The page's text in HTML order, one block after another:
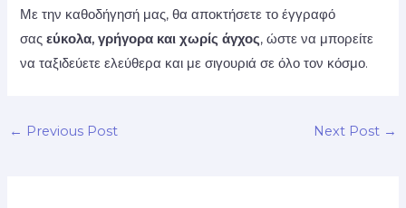
Με την καθοδήγησή μας, θα αποκτήσετε το έγγραφό
σαςεύκολα, γρήγορα και χωρίς άγχος, ώστε να μπορείτε
να ταξιδεύετε ελεύθερα και με σιγουριά σε όλο τον κόσμο.
← Previous Post Next Post →